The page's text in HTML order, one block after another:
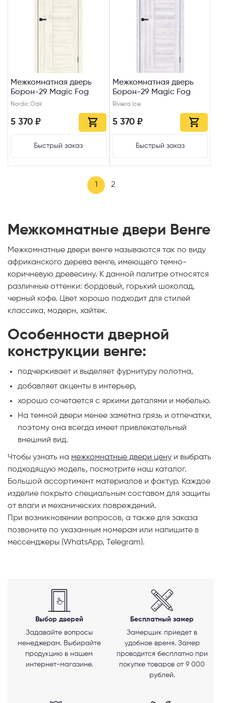
Межкомнатная дверь
Борон-29 Magic Fog
Nordic Oak
5 370 ₽
Быстрый заказ
Межкомнатная дверь
Борон-29 Magic Fog
Riviera Ice
5 370 ₽
Быстрый заказ
1 2
Межкомнатные двери Венге
Межкомнатные двери венге называются так по виду
африканского дерева венге, имеющего темно-
коричневую древесину. К данной палитре относятся
различные оттенки: бордовый, горький шоколад,
черный кофе. Цвет хорошо подходит для стилей
классика, модерн, хайтек.
Особенности дверной
конструкции венге:
подчеркивает и выделяет фурнитуру полотна,
добавляет акценты в интерьер,
хорошо сочетается с яркими деталями и мебелью.
На темной двери менее заметна грязь и отпечатки,
поэтому она всегда имеет привлекательный
внешний вид.
Чтобы узнать на межкомнатные двери цену и выбрать
подходящую модель, посмотрите наш каталог.
Большой ассортимент материалов и фактур. Каждое
изделие покрыто специальным составом для защиты
от влаги и механических повреждений.
При возникновении вопросов, а также для заказа
позвоните по указанным номерам или напишите в
мессенджеры (WhatsApp, Telegram).
Выбор дверей
Задавайте вопросы
менеджерам. Выбирайте
продукцию в нашем
интернет-магазине.
Бесплатный замер
Замерщик приедет в
удобное время. Замер
проводится бесплатно при
покупке товаров от 9 000
рублей.
Выберите способ связи
Перезвонить
Telegram
данных.